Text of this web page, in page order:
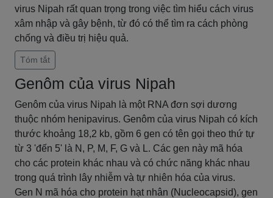
virus Nipah rất quan trọng trong việc tìm hiểu cách virus
xâm nhập và gây bệnh, từ đó có thể tìm ra cách phòng
chống và điều trị hiệu quả.
Tóm tắt
Genôm của virus Nipah
Genôm của virus Nipah là một RNA đơn sợi dương
thuộc nhóm henipavirus. Genôm của virus Nipah có kích
thước khoảng 18,2 kb, gồm 6 gen có tên gọi theo thứ tự
từ 3 'đến 5' là N, P, M, F, G và L. Các gen này mã hóa
cho các protein khác nhau và có chức năng khác nhau
trong quá trình lây nhiễm và tự nhiên hóa của virus.
Gen N mã hóa cho protein hạt nhân (Nucleocapsid), gen